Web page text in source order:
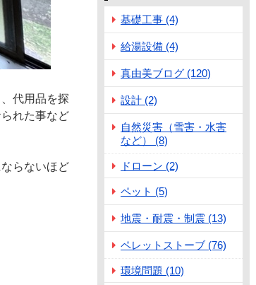
代用品を探
れた事など
らないほど
基礎工事 (4)
給湯設備 (4)
真由美ブログ (120)
設計 (2)
自然災害（雪害・水害
など） (8)
ドローン (2)
ペット (5)
地震・耐震・制震 (13)
ペレットストーブ (76)
環境問題 (10)